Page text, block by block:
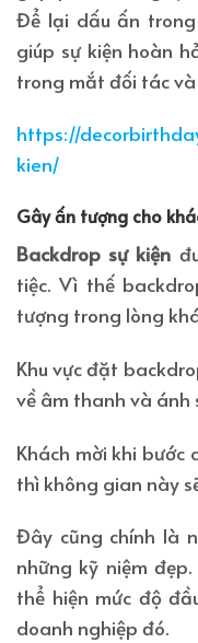
Để lại dấu ấn
giúp sự kiện hoàn
trong mắt đối tác
https://
kien/
Gây ấn tượng cho
Backdrop sự kiện
tiệc. Vì thế
tượng trong lòng
Khu vực đặt
về âm thanh và ánh
Khách mời khi bước
thì không gian này
Đây cũng chính là
những kỹ niệm
thể hiện mức độ
doanh nghiệp đó.